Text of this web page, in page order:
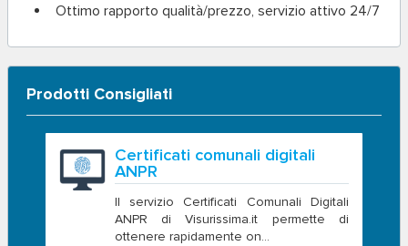
Ottimo rapporto qualità/prezzo, servizio attivo 24/7
Prodotti Consigliati
Certificati comunali digitali
ANPR
Il servizio Certificati Comunali Digitali
ANPR di Visurissima.it permette di
ottenere rapidamente on...